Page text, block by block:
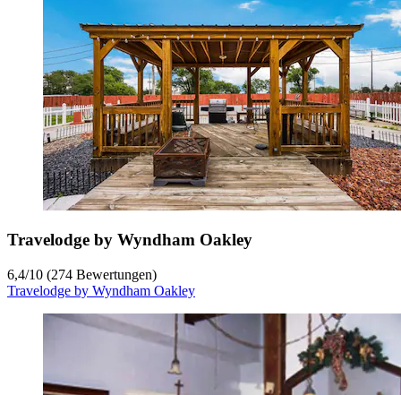
Travelodge by Wyndham Oakley
6,4/10 (274 Bewertungen)
Travelodge by Wyndham Oakley